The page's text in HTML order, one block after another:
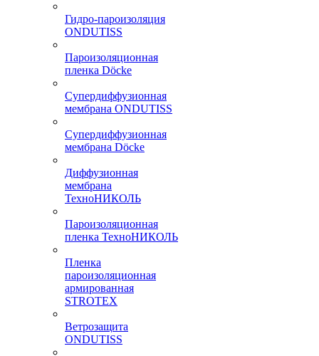
Гидро-пароизоляция
ONDUTISS
Пароизоляционная
пленка Döcke
Супердиффузионная
мембрана ONDUTISS
Супердиффузионная
мембрана Döcke
Диффузионная
мембрана
ТехноНИКОЛЬ
Пароизоляционная
пленка ТехноНИКОЛЬ
Пленка
пароизоляционная
армированная
STROTEX
Ветрозащита
ONDUTISS